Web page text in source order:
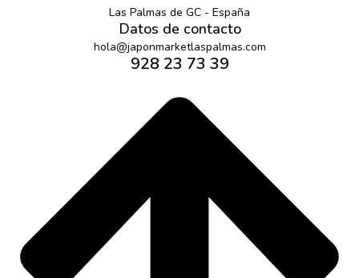
Las Palmas de GC - España
Datos de contacto
hola@japonmarketlaspalmas.com
928 23 73 39